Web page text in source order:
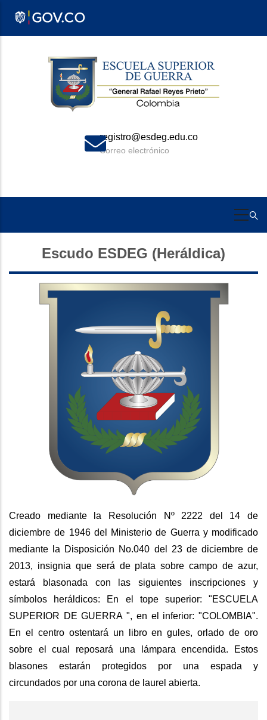
registro@esdeg.edu.co
Correo electrónico
Escudo ESDEG (Heráldica)
Creado mediante la Resolución Nº 2222 del 14 de
diciembre de 1946 del Ministerio de Guerra y modificado
mediante la Disposición No.040 del 23 de diciembre de
2013, insignia que será de plata sobre campo de azur,
estará blasonada con las siguientes inscripciones y
símbolos heráldicos: En el tope superior: "ESCUELA
SUPERIOR DE GUERRA ", en el inferior: "COLOMBIA".
En el centro ostentará un libro en gules, orlado de oro
sobre el cual reposará una lámpara encendida. Estos
blasones estarán protegidos por una espada y
circundados por una corona de laurel abierta.